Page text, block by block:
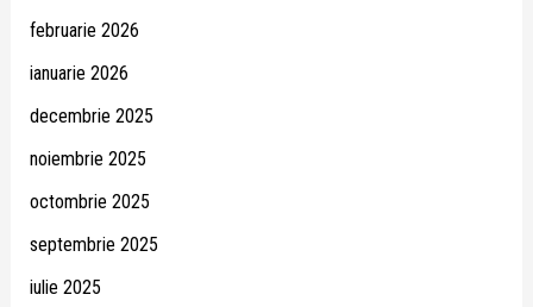
februarie 2026
ianuarie 2026
decembrie 2025
noiembrie 2025
octombrie 2025
septembrie 2025
iulie 2025